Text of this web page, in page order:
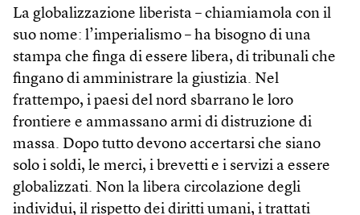
La globalizzazione liberista – chiamiamola con il
suo nome: l’imperialismo – ha bisogno di una
stampa che finga di essere libera, di tribunali che
fingano di amministrare la giustizia. Nel
frattempo, i paesi del nord sbarrano le loro
frontiere e ammassano armi di distruzione di
massa. Dopo tutto devono accertarsi che siano
solo i soldi, le merci, i brevetti e i servizi a essere
globalizzati. Non la libera circolazione degli
individui, il rispetto dei diritti umani, i trattati